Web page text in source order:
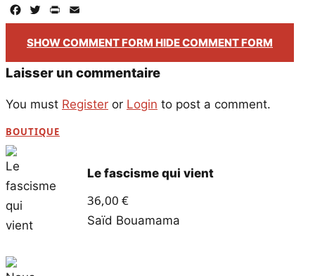
Facebook
TwitterPrintFriendly
SHOW COMMENT FORM HIDE COMMENT FORM
Laisser un commentaire
You must Register or Login to post a comment.
BOUTIQUE
Le fascisme qui vient
36,00 €
Saïd Bouamama